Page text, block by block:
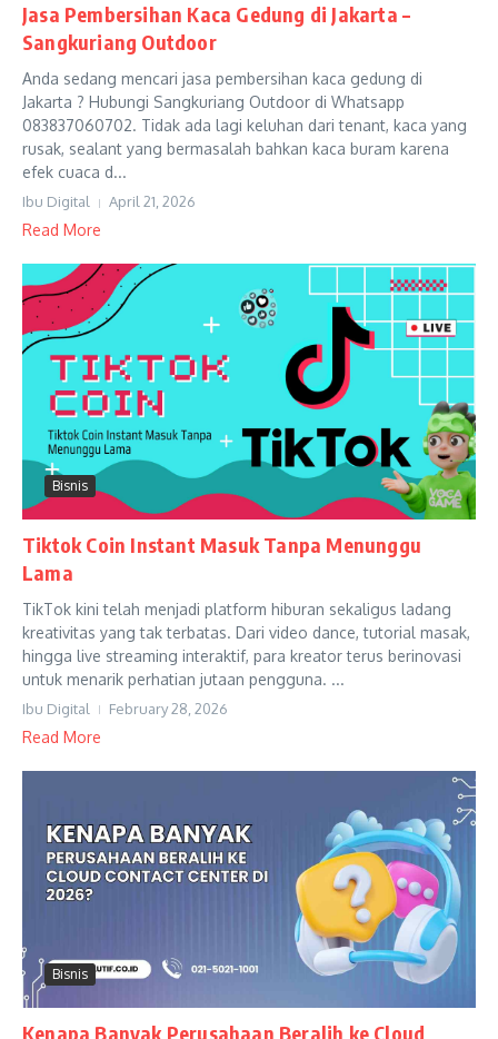
Jasa Pembersihan Kaca Gedung di Jakarta –
Sangkuriang Outdoor
Anda sedang mencari jasa pembersihan kaca gedung di
Jakarta ? Hubungi Sangkuriang Outdoor di Whatsapp
083837060702. Tidak ada lagi keluhan dari tenant, kaca yang
rusak, sealant yang bermasalah bahkan kaca buram karena
efek cuaca d...
Ibu Digital April 21, 2026
Read More
Bisnis
Tiktok Coin Instant Masuk Tanpa Menunggu
Lama
TikTok kini telah menjadi platform hiburan sekaligus ladang
kreativitas yang tak terbatas. Dari video dance, tutorial masak,
hingga live streaming interaktif, para kreator terus berinovasi
untuk menarik perhatian jutaan pengguna. ...
Ibu Digital February 28, 2026
Read More
Bisnis
Kenapa Banyak Perusahaan Beralih ke Cloud